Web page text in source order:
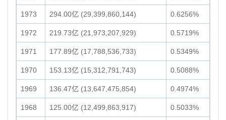
1973 294.00亿 (29,399,860,144) 0.6256%
1972 219.73亿 (21,973,207,929) 0.5719%
1971 177.89亿 (17,788,536,733) 0.5349%
1970 153.13亿 (15,312,791,743) 0.5088%
1969 136.47亿 (13,647,475,854) 0.4974%
1968 125.00亿 (12,499,863,917) 0.5033%